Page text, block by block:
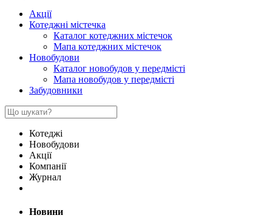
Акції
Котеджні містечка
Каталог котеджних містечок
Мапа котеджних містечок
Новобудови
Каталог новобудов у передмісті
Мапа новобудов у передмісті
Забудовники
Котеджі
Новобудови
Акції
Компанії
Журнал
Новини